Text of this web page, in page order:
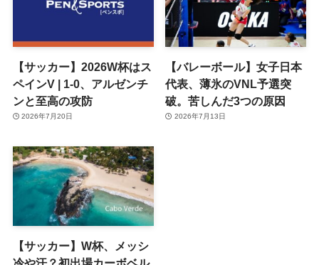
【サッカー】2026W杯はス
ペインV | 1-0、アルゼンチ
ンと至高の攻防
2026年7月20日
【バレーボール】女子日本
代表、薄氷のVNL予選突
破。苦しんだ3つの原因
2026年7月13日
【サッカー】W杯、メッシ